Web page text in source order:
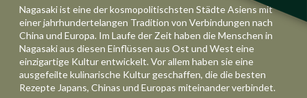
Nagasaki ist eine der kosmopolitischsten Städte Asiens mit
einer jahrhundertelangen Tradition von Verbindungen nach
China und Europa. Im Laufe der Zeit haben die Menschen in
Nagasaki aus diesen Einflüssen aus Ost und West eine
einzigartige Kultur entwickelt. Vor allem haben sie eine
ausgefeilte kulinarische Kultur geschaffen, die die besten
Rezepte Japans, Chinas und Europas miteinander verbindet.